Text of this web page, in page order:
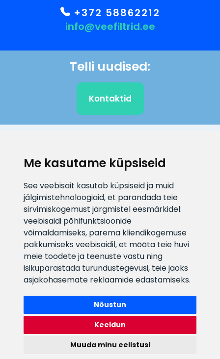
Me kasutame küpsiseid
See veebisait kasutab küpsiseid ja muid
jälgimistehnoloogiaid, et parandada teie
sirvimiskogemust järgmistel eesmärkidel:
veebisaidi põhifunktsioonide
võimaldamiseks, parema kliendikogemuse
pakkumiseks veebisaidil,et mõõta teie huvi
meie toodete ja teenuste vastu ning
isikupärastada turundustegevusi, teie jaoks
asjakohasemate reklaamide edastamiseks.
Nõustun
Keeldun
Muuda minu eelistusi
+372 58862212
info@veefiltrid.ee
Telli uudised:
Kontaktid
info@veefiltrid.ee
Infotelefon
+372 58862212
Vaata tööaegu
Reti tee 11, Peetri, 75312 Harju
maakond, Estonia
Watex Shop © 2026. Kõik õigused kaitstud